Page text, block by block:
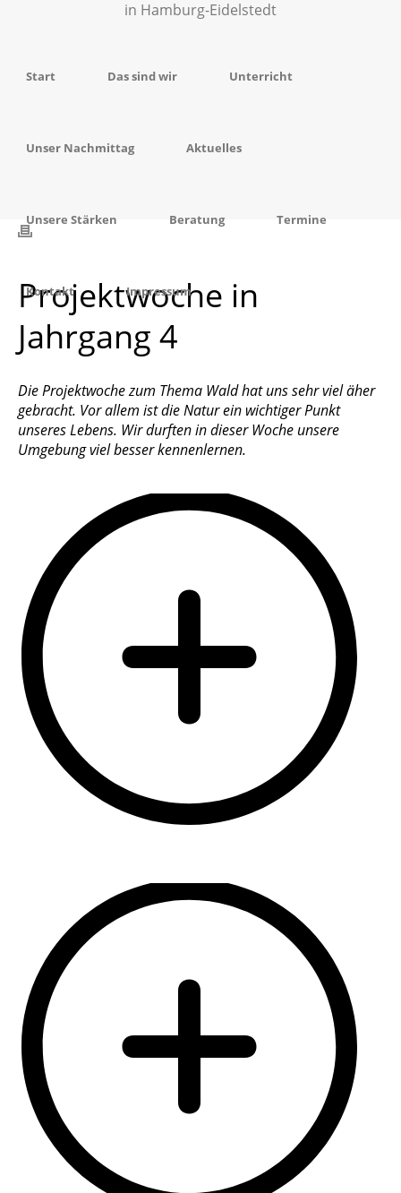
Start Das sind wir Unterricht
Unser Nachmittag Aktuelles
Unsere Stärken Beratung Termine
Kontakt Impressum
Projektwoche in
Jahrgang 4
Die Projektwoche zum Thema Wald hat uns sehr viel äher
gebracht. Vor allem ist die Natur ein wichtiger Punkt
unseres Lebens. Wir durften in dieser Woche unsere
Umgebung viel besser kennenlernen.